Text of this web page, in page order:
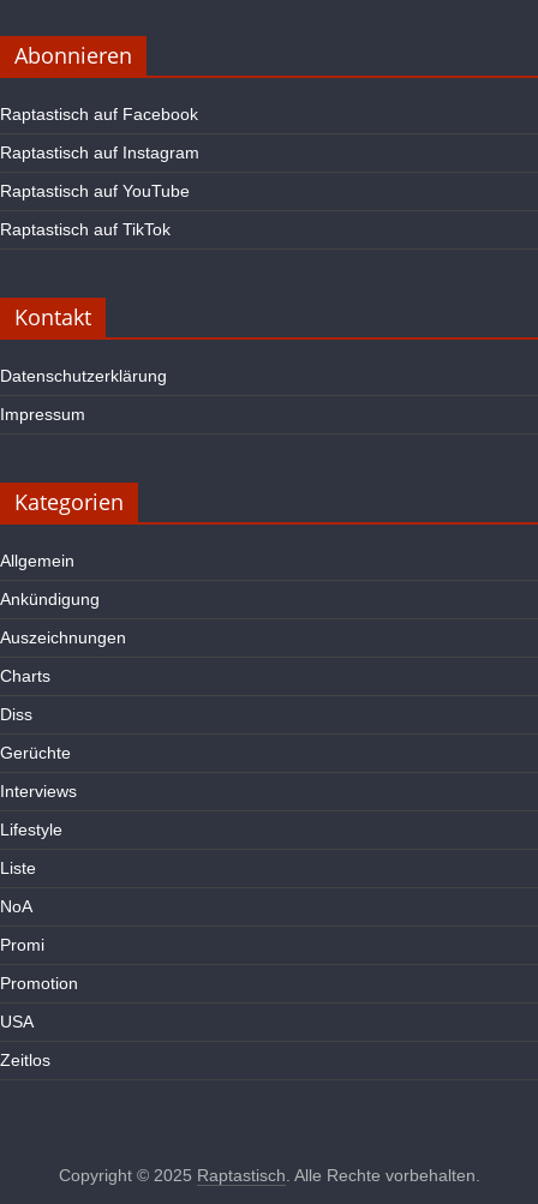
Abonnieren
Raptastisch auf Facebook
Raptastisch auf Instagram
Raptastisch auf YouTube
Raptastisch auf TikTok
Kontakt
Datenschutzerklärung
Impressum
Kategorien
Allgemein
Ankündigung
Auszeichnungen
Charts
Diss
Gerüchte
Interviews
Lifestyle
Liste
NoA
Promi
Promotion
USA
Zeitlos
Copyright © 2025 Raptastisch. Alle Rechte vorbehalten.